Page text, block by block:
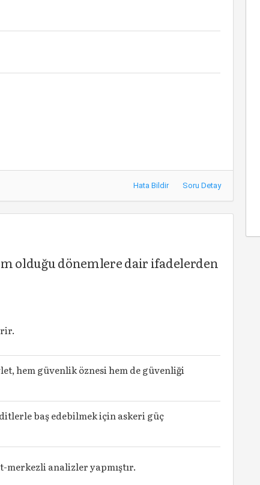
Hata Bildir Soru Detay
olduğu dönemlere dair ifadelerden
hem güvenlik öznesi hem de güvenliği
baş edebilmek için askeri güç
merkezli analizler yapmıştır.